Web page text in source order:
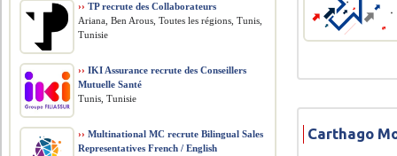
Carthago
›› TP recrute des Collaborateurs
Ariana, Ben Arous, Toutes les régions, Tunis,
Tunisie
›› IKI Assurance recrute des Conseillers
Mutuelle Santé
Tunis, Tunisie
›› Multinational MC recrute Bilingual Sales
Representatives French / English